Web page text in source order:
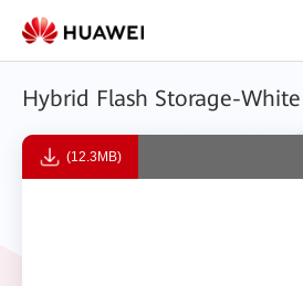
Hybrid Flash Storage-
(12.3MB)